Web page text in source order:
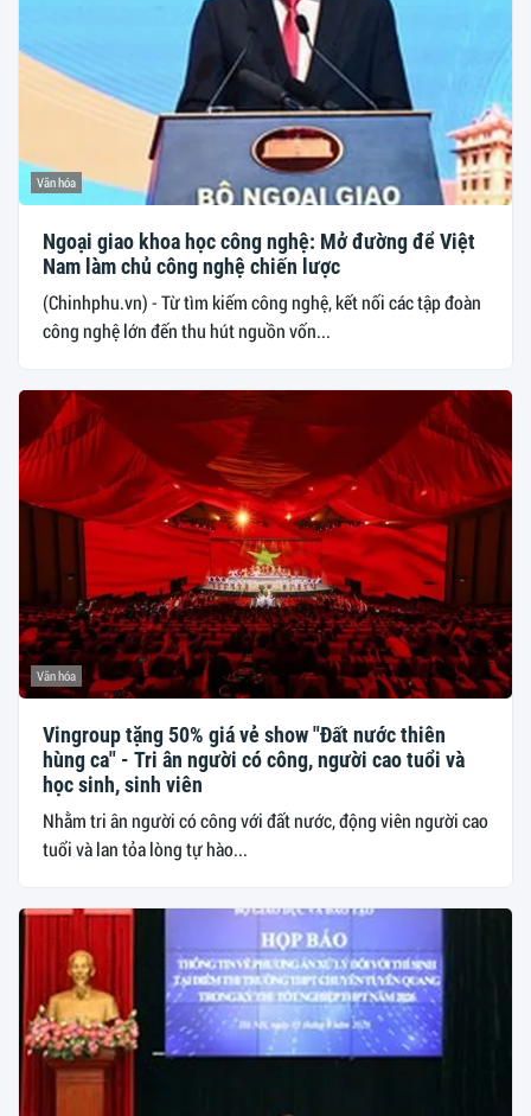
Văn hóa
Ngoại giao khoa học công nghệ: Mở đường để Việt
Nam làm chủ công nghệ chiến lược
(Chinhphu.vn) - Từ tìm kiếm công nghệ, kết nối các tập đoàn
công nghệ lớn đến thu hút nguồn vốn...
Văn hóa
Vingroup tặng 50% giá vẻ show "Đất nước thiên
hùng ca" - Tri ân người có công, người cao tuổi và
học sinh, sinh viên
Nhằm tri ân người có công với đất nước, động viên người cao
tuổi và lan tỏa lòng tự hào...